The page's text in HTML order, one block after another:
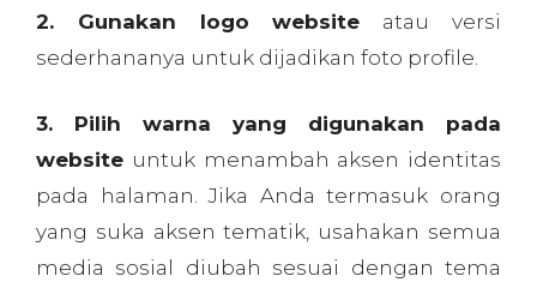
2. Gunakan logo website atau versi
sederhananya untuk dijadikan foto profile.
3. Pilih warna yang digunakan pada
website untuk menambah aksen identitas
pada halaman. Jika Anda termasuk orang
yang suka aksen tematik, usahakan semua
media sosial diubah sesuai dengan tema